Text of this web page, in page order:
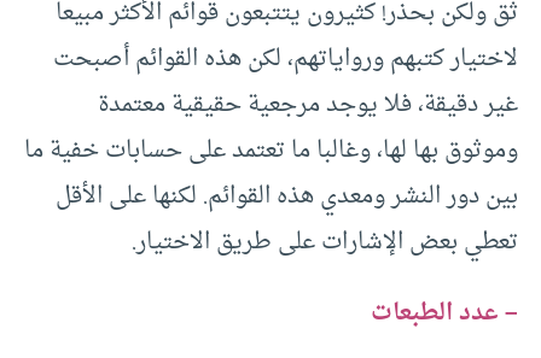
ثق ولكن بحذر! كثيرون يتتبعون قوائم الأكثر مبيعا
لاختيار كتبهم ورواياتهم، لكن هذه القوائم أصبحت
غير دقيقة، فلا يوجد مرجعية حقيقية معتمدة
وموثوق بها لها، وغالبا ما تعتمد على حسابات خفية ما
بين دور النشر ومعدي هذه القوائم. لكنها على الأقل
تعطي بعض الإشارات على طريق الاختيار.
– عدد الطبعات